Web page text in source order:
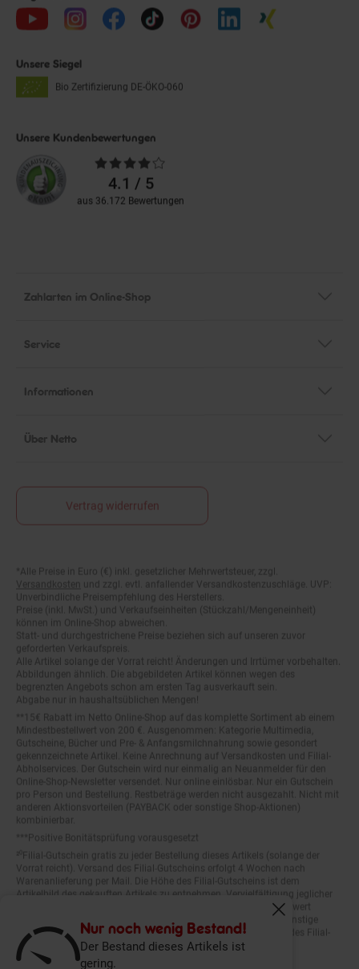
Nur noch wenig Bestand!
Der Bestand dieses Artikels ist
gering.
Fenster
Unsere Siegel
Bio Zertifizierung DE-ÖKO-060
Unsere Kundenbewertungen
Durchschnittliche
Bewertungen4.1 / 5
aus 36.172 Bewertungen
Über Netto
Fußnoten
Versandkosten und zzgl. evtl. anfallender Versandkostenzuschläge. UVP:
Unverbindliche Preisempfehlung des Herstellers.
Preise (inkl. MwSt.) und Verkaufseinheiten (Stückzahl/Mengeneinheit)
können im Online-Shop abweichen.
Statt- und durchgestrichene Preise beziehen sich auf unseren zuvor
geforderten Verkaufspreis.
Alle Artikel solange der Vorrat reicht! Änderungen und Irrtümer vorbehalten.
Abbildungen ähnlich. Die abgebildeten Artikel können wegen des
begrenzten Angebots schon am ersten Tag ausverkauft sein.
Abgabe nur in haushaltsüblichen Mengen!
Mindestbestellwert von 200 €. Ausgenommen: Kategorie Multimedia,
Gutscheine, Bücher und Pre- & Anfangsmilchnahrung sowie gesondert
gekennzeichnete Artikel. Keine Anrechnung auf Versandkosten und Filial-
Abholservices. Der Gutschein wird nur einmalig an Neuanmelder für den
Online-Shop-Newsletter versendet. Nur online einlösbar. Nur ein Gutschein
pro Person und Bestellung. Restbeträge werden nicht ausgezahlt. Nicht mit
anderen Aktionsvorteilen (PAYBACK oder sonstige Shop-Aktionen)
kombinierbar.
Vorrat reicht). Versand des Filial-Gutscheins erfolgt 4 Wochen nach
Warenanlieferung per Mail. Die Höhe des Filial-Gutscheins ist dem
Artikelbild des gekauften Artikels zu entnehmen. Vervielfältigung jeglicher
Art nicht gestattet. Der Filial-Gutschein ist ohne Mindesteinkaufswert
einlösbar. Nicht mit anderen Aktionsvorteilen (PAYBACK oder sonstige
Shop-Aktionen) kombinierbar. Der jeweilige Gültigkeitszeitraum des Filial-
Gutscheins ist darauf vermerkt.